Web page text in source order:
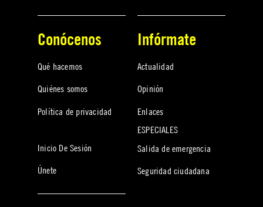
Conócenos
Qué hacemos
Quiénes somos
Política de privacidad
Inicio De Sesión
Únete
Infórmate
Actualidad
Opinión
Enlaces
ESPECIALES
Salida de emergencia
Seguridad ciudadana